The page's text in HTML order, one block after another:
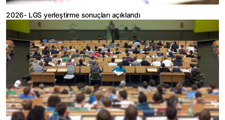
2026- LGS yerleştirme sonuçları açıklandı